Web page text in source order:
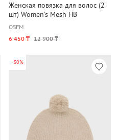
Женская повязка для волос (2
шт) Women's Mesh HB
OSFM
6 450 ₸ 12 900 ₸
-50%